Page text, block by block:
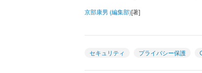
京部康男 (編集部)[著]
セキュリティ プライバシー保護